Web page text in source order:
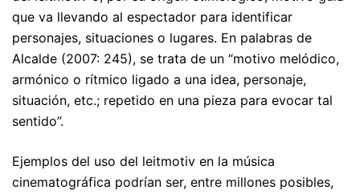
que va llevando al espectador para identificar
personajes, situaciones o lugares. En palabras de
Alcalde (2007: 245), se trata de un “motivo melódico,
armónico o rítmico ligado a una idea, personaje,
situación, etc.; repetido en una pieza para evocar tal
sentido”.
Ejemplos del uso del leitmotiv en la música
cinematográfica podrían ser, entre millones posibles,